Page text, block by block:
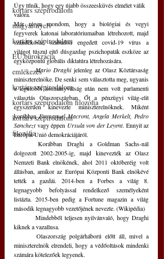
kortárs szépirodalom
magyar nyelv
kortárs szépirodalom
EU bürokrácia
emlékezés
kortárs szépirodalom
kortárs szépirodalom filozófia
kortárs szépirodalom
filozófia
Úgy tűnik, hogy egy újabb összeesküvés elmélet válik
valóra.
Már régen mondom, hogy a biológiai és vegyi
fegyverek katonai laboratóriumaiban létrehozott, majd
szándékosan szabadon engedett covid-19 vírus a
világot túszul ejtő dúsgazdag pszichopaták eszköze az
egyközpontú globális diktatúra létrehozására.
Mario Draghi jelenleg az Olasz Köztársaság
miniszterelnöke. De senki sem választotta meg, ugyanis
a legutóbbi kormányválság után nem volt parlamenti
választás Olaszországban. Őt a pénzügyi világ-elit
egyszerűen kinevezte miniszterelnöknek. Miként
korábban Emmanuel Macront, Angela Merkelt, Pedro
Sanchezt vagy éppen Ursula von der Leyent. Ennyit az
Európai Unió demokráciájáról.
	Korábban Draghi a Goldman Sachs-nál
dolgozott 2002-2005-ig, majd kinevezték az Olasz
Nemzeti Bank elnökének, ahol 2011 októberéig volt
állásban, amikor az Európai Központi Bank elnökévé
tették a gazdái. 2014-ben a Forbes a világ 8.
legnagyobb befolyással rendelkező személyeként
listázta. 2015-ben pedig a Fortune magazin a világ
második legnagyobb vezetőjének nevezte. (Wikipédia)
kiknek a vazallusa.
miniszterelnök elrendeli, hogy a védőoltások mindenki
számára kötelezőek legyenek.